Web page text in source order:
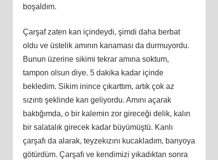
boşaldım.
Çarşaf zaten kan içindeydi, şimdi daha berbat
oldu ve üstelik amının kanaması da durmuyordu.
Bunun üzerine sikimi tekrar amına soktum,
tampon olsun diye. 5 dakika kadar içinde
bekledim. Sikim inince çıkarttım, artık çok az
sızıntı şeklinde kan geliyordu. Amını açarak
baktığımda, o bir kalemin zor gireceği delik, kalın
bir salatalık girecek kadar büyümüştü. Kanlı
çarşafı da alarak, teyzekızını kucakladım, banyoya
götürdüm. Çarşafı ve kendimizi yıkadıktan sonra